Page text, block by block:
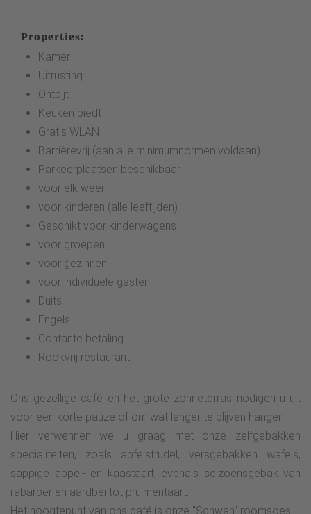
Properties:
Kamer
Uitrusting
Ontbijt
Keuken biedt
Gratis WLAN
Barrièrevrij (aan alle minimumnormen voldaan)
Parkeerplaatsen beschikbaar
voor elk weer
voor kinderen (alle leeftijden)
Geschikt voor kinderwagens
voor groepen
voor gezinnen
voor individuele gasten
Duits
Engels
Contante betaling
Rookvrij restaurant
Ons gezellige café en het grote zonneterras nodigen u uit
voor een korte pauze of om wat langer te blijven hangen.
Hier verwennen we u graag met onze zelfgebakken
specialiteiten, zoals apfelstrudel, versgebakken wafels,
sappige appel- en kaastaart, evenals seizoensgebak van
rabarber en aardbei tot pruimentaart.
Het hoogtepunt van ons café is onze "Schwan" roomsoes.